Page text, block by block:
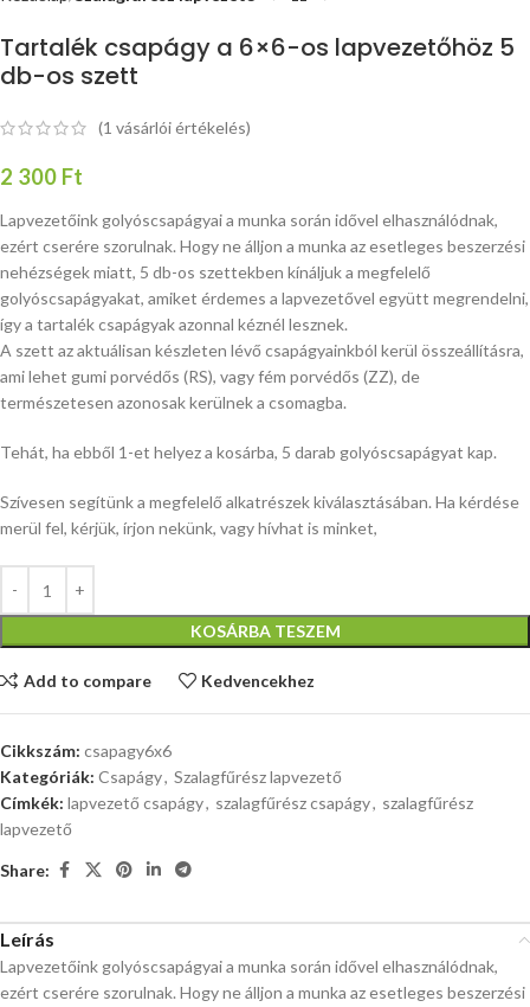
Tartalék csapágy a 6×6-os lapvezetőhöz 5
db-os szett
(1 vásárlói értékelés)
2 300 Ft
Lapvezetőink golyóscsapágyai a munka során idővel elhasználódnak,
ezért cserére szorulnak. Hogy ne álljon a munka az esetleges beszerzési
nehézségek miatt, 5 db-os szettekben kínáljuk a megfelelő
golyóscsapágyakat, amiket érdemes a lapvezetővel együtt megrendelni,
így a tartalék csapágyak azonnal kéznél lesznek.
A szett az aktuálisan készleten lévő csapágyainkból kerül összeállításra,
ami lehet gumi porvédős (RS), vagy fém porvédős (ZZ), de
természetesen azonosak kerülnek a csomagba.
Tehát, ha ebből 1-et helyez a kosárba, 5 darab golyóscsapágyat kap.
Szívesen segítünk a megfelelő alkatrészek kiválasztásában. Ha kérdése
merül fel, kérjük, írjon nekünk, vagy hívhat is minket,
KOSÁRBA TESZEM
Add to compare Kedvencekhez
Cikkszám: csapagy6x6
Kategóriák: Csapágy, Szalagfűrész lapvezető
Címkék: lapvezető csapágy, szalagfűrész csapágy, szalagfűrész
lapvezető
Share:
Leírás
Lapvezetőink golyóscsapágyai a munka során idővel elhasználódnak,
ezért cserére szorulnak. Hogy ne álljon a munka az esetleges beszerzési